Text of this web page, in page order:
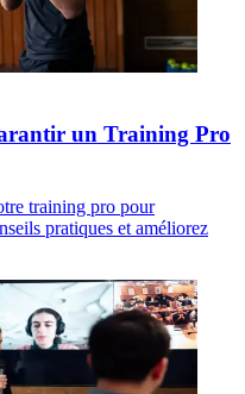
un Training Pro
training pro pour
pratiques et améliorez